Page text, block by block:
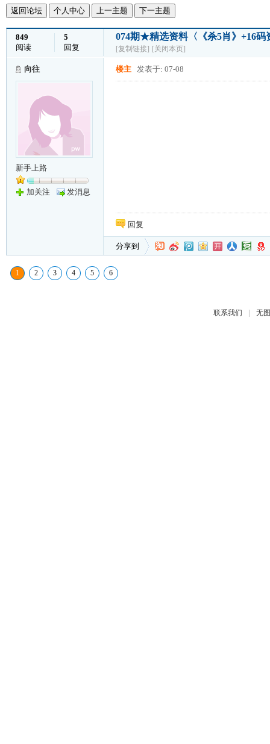
返回论坛 个人中心 上一主题 下一主题
849
阅读
5
回复
074期★精选资料〈《杀5肖》+16
[复制链接] [关闭本页]
向往
新手上路
加关注 发消息
楼主 发表于: 07-08
回复
分享到
1 2 3 4 5 6
联系我们 | 无